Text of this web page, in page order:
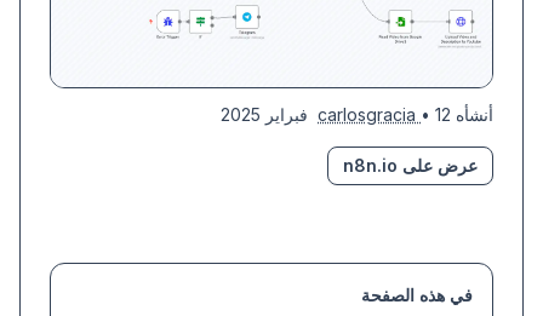
أنشأه carlosgracia • 12 فبراير 2025
عرض على n8n.io
في هذه الصفحة